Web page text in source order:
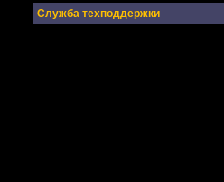
Служба техподдержки